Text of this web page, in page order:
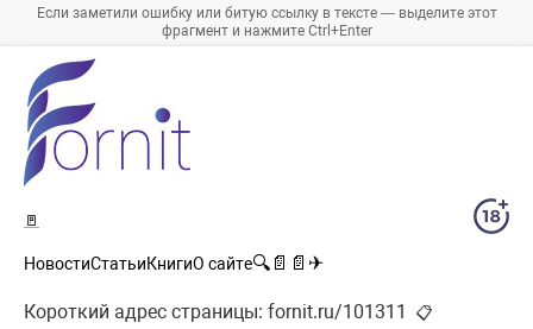
Если заметили ошибку или битую ссылку в тексте — выделите этот
фрагмент и нажмите Ctrl+Enter
🚪
НовостиСтатьиКнигиО сайте🔍 📄 📄 ✈
Короткий адрес страницы: fornit.ru/101311 📋